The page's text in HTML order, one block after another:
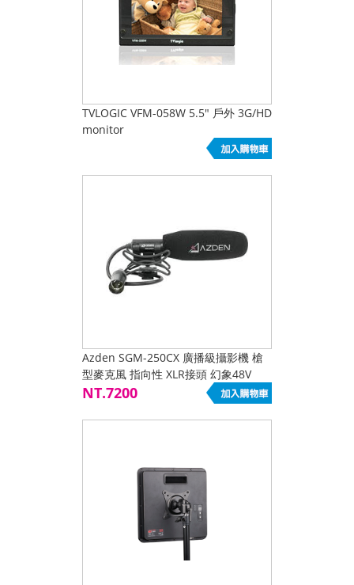
TVLOGIC VFM-058W 5.5" 戶外 3G/HD
monitor
Azden SGM-250CX 廣播級攝影機 槍
型麥克風 指向性 XLR接頭 幻象48V
NT.7200